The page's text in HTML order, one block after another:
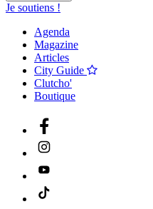
Je soutiens !
Agenda
Magazine
Articles
City Guide
Clutcho'
Boutique